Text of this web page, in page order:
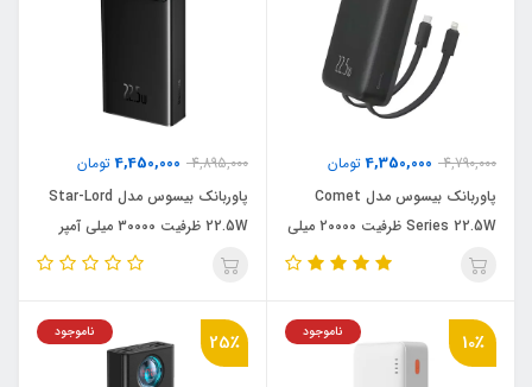
4,790,000
4,350,000تومان
پاوربانک بیسوس مدل Comet
Series 22.5W ظرفیت 20000 میلی
آمپر ساعت
4,895,000
4,450,000تومان
پاوربانک بیسوس مدل Star-Lord
22.5W ظرفیت 30000 میلی آمپر
ساعت
10٪ ناموجود 25٪ ناموجود